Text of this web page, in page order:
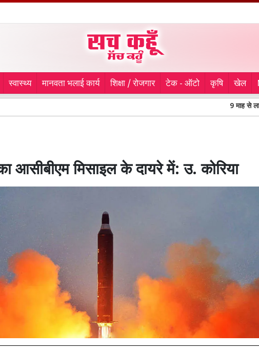
स्वास्थ्य मानवता भलाई कार्य शिक्षा / रोजगार टेक - ऑटो कृषि खेल
9 माह से लापता युवक
आसीबीएम मिसाइल के दायरे में: उ. कोरिया